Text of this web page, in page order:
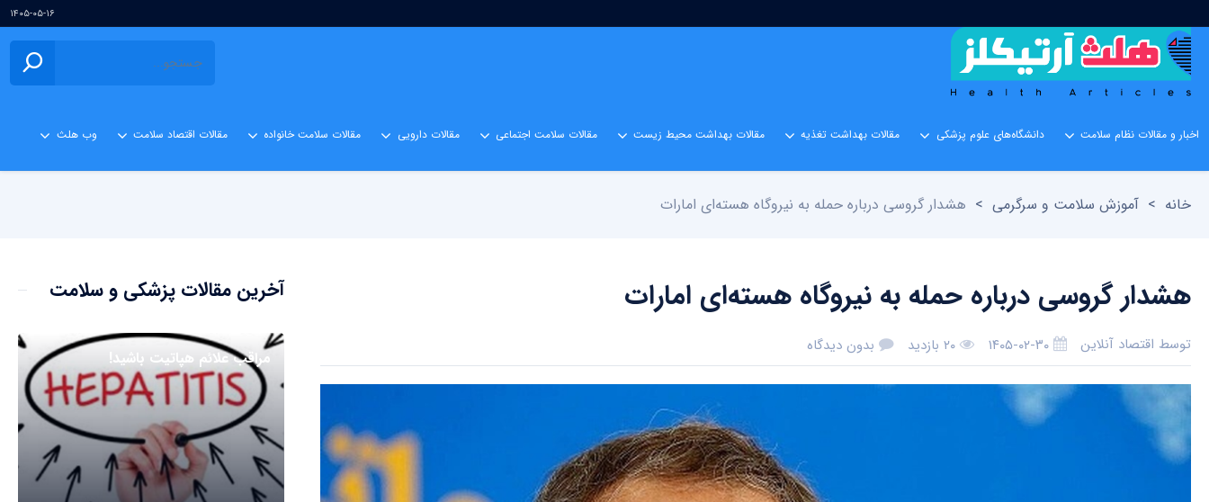
۱۴۰۵-۰۵-۱۶
اخبار و مقالات نظام سلامت دانشگاه‌های علوم پزشکی مقالات بهداشت تغذیه مقالات بهداشت محیط زیست مقالات سلامت اجتماعی مقالات دارویی مقالات سلامت خانواده مقالات اقتصاد سلامت وب هلث
خانه > آموزش سلامت و سرگرمی > هشدار گروسی درباره حمله به نیروگاه هسته‌ای امارات
هشدار گروسی درباره حمله به نیروگاه هسته‌ای امارات
توسط اقتصاد آنلاین ۱۴۰۵-۰۲-۳۰ ۲۰ بازدید بدون دیدگاه
آخرین مقالات پزشکی و سلامت
مراقب علائم هپاتیت باشید!